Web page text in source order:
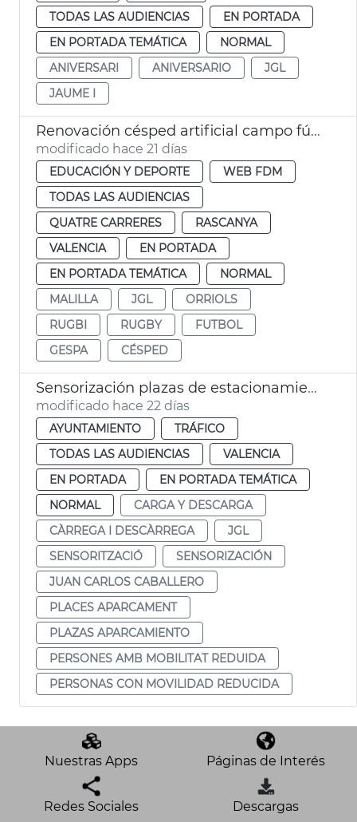
TODAS LAS AUDIENCIAS
EN PORTADA
EN PORTADA TEMÁTICA
NORMAL
ANIVERSARI
ANIVERSARIO
JGL
JAUME I
Renovación césped artificial campo fútbol Orriols y Quatre Carreres y campo rugby Cuatro Carreres València
modificado hace 21 días
EDUCACIÓN Y DEPORTE
WEB FDM
TODAS LAS AUDIENCIAS
QUATRE CARRERES
RASCANYA
VALENCIA
EN PORTADA
EN PORTADA TEMÁTICA
NORMAL
MALILLA
JGL
ORRIOLS
RUGBI
RUGBY
FUTBOL
GESPA
CÉSPED
Sensorización plazas de estacionamiento PMR y carga y descarga
modificado hace 22 días
AYUNTAMIENTO
TRÁFICO
TODAS LAS AUDIENCIAS
VALENCIA
EN PORTADA
EN PORTADA TEMÁTICA
NORMAL
CARGA Y DESCARGA
CÀRREGA I DESCÀRREGA
JGL
SENSORITZACIÓ
SENSORIZACIÓN
JUAN CARLOS CABALLERO
PLACES APARCAMENT
PLAZAS APARCAMIENTO
PERSONES AMB MOBILITAT REDUIDA
PERSONAS CON MOVILIDAD REDUCIDA
Nuestras Apps Páginas de Interés
Redes Sociales Descargas